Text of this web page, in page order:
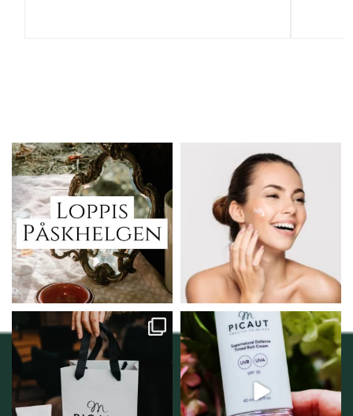
Vi skall ha loppis!
I Vellnez anda;...
6 0
Behandlingserbjudande
februari-mars!
Vi...
0
Vellnez – din
samlingsplats för
personlig handel i
Njut av solens härliga
strålar men skydda dig...
12 1